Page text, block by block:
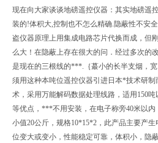
现在向大家谈谈地磅遥控仪器：其实地磅遥
装的!体积大,控制也不怎么精确.隐蔽性不安
盗仪器原理上用集成电路芯片代换而成，但
么大！在隐蔽上存在很大的问．经过多次的
是现在的三根线的***.｛蕞小的长半支烟，
须用这种本吨位遥控仪器引进日本*技术研
术，采用万能解码数据处理线路，适用150
等优点，***不用安装，在电子称旁40米以
小值20公斤，规格10*15*2，此产品主要产
位变大或变小，性能稳定可靠，体积小，